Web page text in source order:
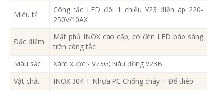
Miêu tả
Công tắc LED đôi 1 chiều V23 điện áp 220-
250V/10AX
Đặc điểm
Mặt phủ INOX cao cấp; có đèn LED báo sáng
trên công tắc
Màu sắc
Xám xước - V23G; Nâu đồng V23B
Vật chất
INOX 304 + Nhựa PC Chống cháy + Đế thép